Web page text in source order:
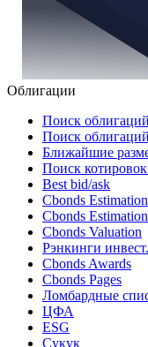
Облигации
Поиск
Поиск
Ближайшие
Поиск
Best bid/ask
Cbonds Estimation
Cbonds
Cbonds Valuation
Рэнкинги
Cbonds Awards
Cbonds Pages
Ломбардные
ЦФА
ESG
Сукук